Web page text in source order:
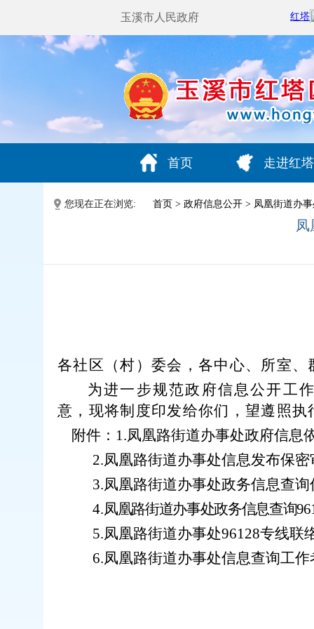
玉溪市人民政府
首页 走进红塔
您现在正在浏览: 首页 > 政府信息公开 > 凤凰街道办
凤
各社区（村）委会，各中心、所室、
为进一步规范政府信息公开工
意，现将制度印发给你们，望遵照执
附件： 1.凤凰路街道办事处政府信息
2.凤凰路街道办事处信息发布保
3.凤凰路街道办事处政务信息查
4.凤凰路街道办事处政务信息查询
5.凤凰路街道办事处96128专线联
6.凤凰路街道办事处信息查询工